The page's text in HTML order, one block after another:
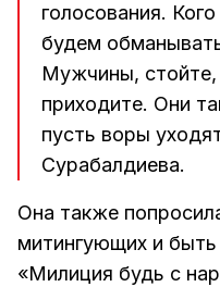
голосования.
будем
Мужчины, стойте,
приходите. Они
пусть воры
Сурабалдиева.
Она также
митингующих и
«Милиция будь с